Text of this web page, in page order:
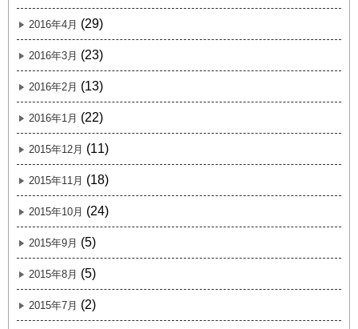
2016年4月 (29)
2016年3月 (23)
2016年2月 (13)
2016年1月 (22)
2015年12月 (11)
2015年11月 (18)
2015年10月 (24)
2015年9月 (5)
2015年8月 (5)
2015年7月 (2)